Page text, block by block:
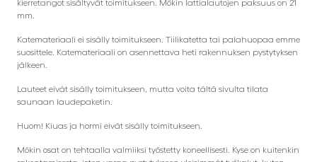
kierretangot sisältyvät toimitukseen. Mökin lattialautojen paksuus on 21
mm.
Katemateriaali ei sisälly toimitukseen. Tiilikatetta tai palahuopaa emme
suosittele. Katemateriaali on asennettava heti rakennuksen pystytyksen
jälkeen.
Lauteet eivät sisälly toimitukseen, mutta voita tältä sivulta tilata
saunaan laudepaketin.
Huom! Kiuas ja hormi eivät sisälly toimitukseen.
Mökin osat on tehtaalla valmiiksi työstetty koneellisesti. Kyse on kuitenkin